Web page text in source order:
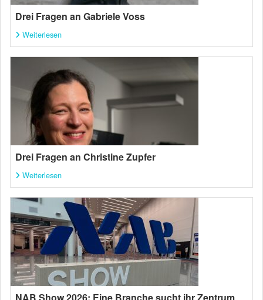
Drei Fragen an Gabriele Voss
Weiterlesen
Drei Fragen an Christine Zupfer
Weiterlesen
NAB Show 2026: Eine Branche sucht ihr Zentrum